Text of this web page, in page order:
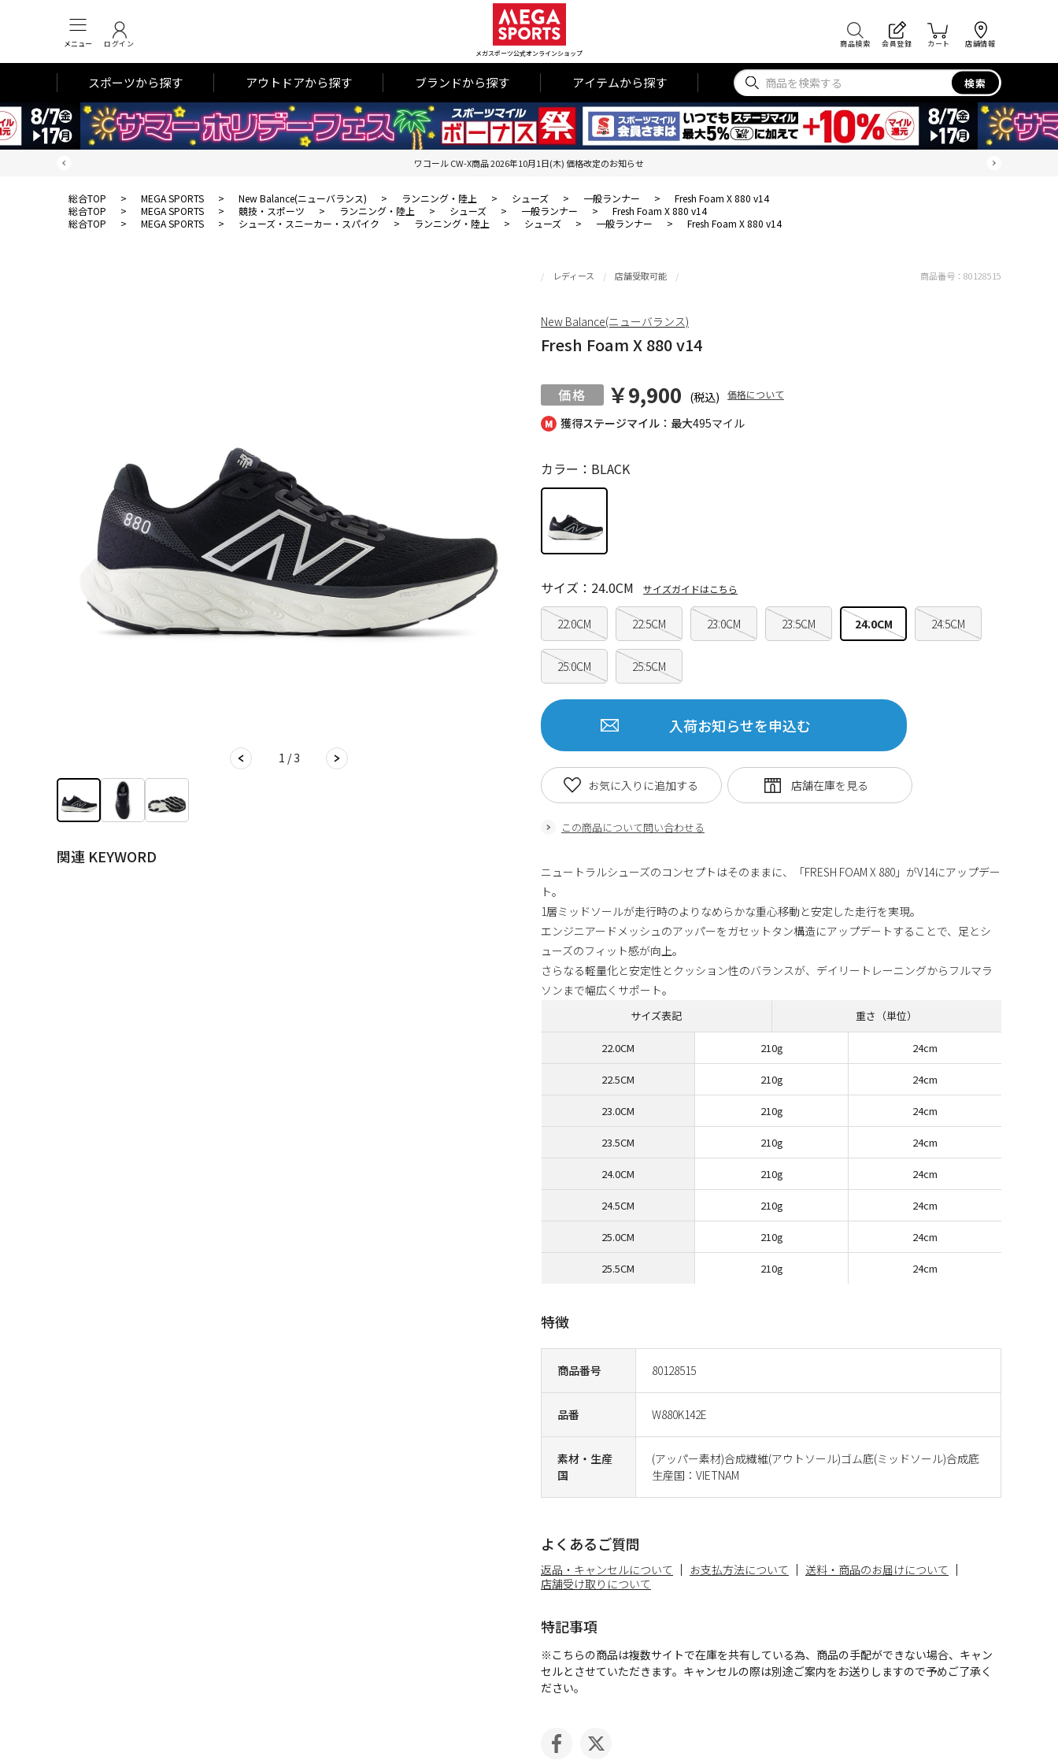
メニュー ログイン
メガスポーツ公式オンラインショップ
商品検索 会員登録 カート 店舗情報
スポーツから探す アウトドアから探す ブランドから探す アイテムから探す 検索
ワコール CW-X商品 2026年10月1日(木) 価格改定のお知らせ
総合TOP > MEGA SPORTS > New Balance(ニューバランス) > ランニング・陸上 > シューズ > 一般ランナー >
Fresh Foam X 880 v14
総合TOP
> MEGA SPORTS > 競技・スポーツ > ランニング・陸上 > シューズ > 一般ランナー >
Fresh Foam X 880 v14
総合TOP
> MEGA SPORTS > シューズ・スニーカー・スパイク > ランニング・陸上 > シューズ > 一般ランナー > Fresh Foam X 880 v14
1 / 3
関連 KEYWORD
獲得ステージマイル：最大495マイル
レディース 店舗受取可能
Fresh Foam X 880 v14
￥9,900 (税込) 価格について
商品番号 80128515
品番 W880K142E
素材・生産
国
(アッパー素材)合成繊維(アウトソール)ゴム底(ミッドソール)合成底
生産国：VIETNAM
カラー：BLACK
22.0CM 22.5CM 23.0CM 23.5CM 24.0CM 24.5CM
25.0CM 25.5CM
サイズ：24.0CM サイズガイドはこちら
入荷お知らせを申込む
この商品について問い合わせる
お気に入りに追加する
商品番号： 80128515
New Balance(ニューバランス)
ニュートラルシューズのコンセプトはそのままに、「FRESH FOAM X 880」がV14にアップデー
ト。
1層ミッドソールが走行時のよりなめらかな重心移動と安定した走行を実現。
エンジニアードメッシュのアッパーをガセットタン構造にアップデートすることで、足とシ
ューズのフィット感が向上。
さらなる軽量化と安定性とクッション性のバランスが、デイリートレーニングからフルマラ
ソンまで幅広くサポート。
特徴
よくあるご質問
返品・キャンセルについて お支払方法について
送料・商品のお届けについて
店舗受け取りについて
特記事項
※こちらの商品は複数サイトで在庫を共有している為、商品の手配ができない場合、キャン
セルとさせていただきます。キャンセルの際は別途ご案内をお送りしますので予めご了承く
ださい。
サイズ表記 重さ（単位）
22.0CM 210g 24cm
22.5CM 210g 24cm
23.0CM 210g 24cm
23.5CM 210g 24cm
24.0CM 210g 24cm
24.5CM 210g 24cm
25.0CM 210g 24cm
25.5CM 210g 24cm